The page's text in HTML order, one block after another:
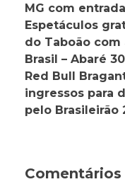
MG com
Espetáculos
do Taboão com
Brasil – Abaré
Red Bull
ingressos para
pelo Brasileirão
Comentários